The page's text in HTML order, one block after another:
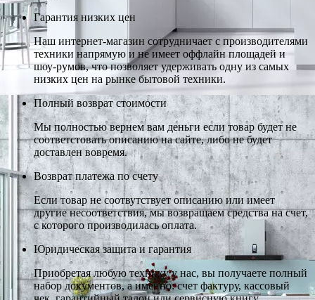
Гарантия низких цен
Наш интернет-магазин сотрудничает с производителями
техники напрямую и не имеет оффлайн площадей и
шоу-румов, что позволяет удерживать одну из самых
низких цен на рынке бытовой техники.
Полный возврат стоимости
Мы полностью вернем вам деньги если товар будет не
соответстовать описанию на сайте, либо не будет
доставлен вовремя.
Возврат платежа по счету
Если товар не соотвутствует описанию или имеет
другие несоответствия, мы возвращаем средства на счет,
с которого производилась оплата.
Юридическая защита и гарантия
Приобретая любую технику у нас, вы получаете полный
набор документов, а именно: счет фактуру, кассовый